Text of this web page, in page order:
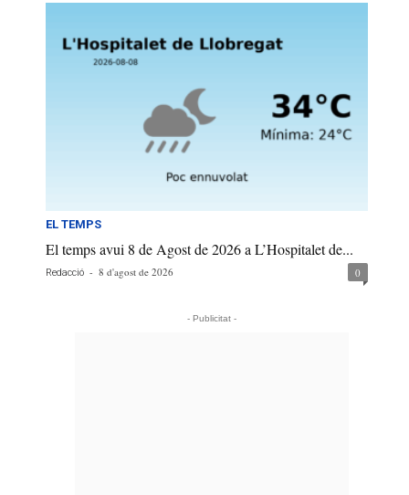
EL TEMPS
El temps avui 8 de Agost de 2026 a L’Hospitalet de...
Redacció - 8 d'agost de 2026 0
- Publicitat -